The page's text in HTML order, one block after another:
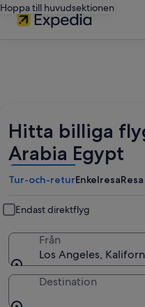
Hoppa till huvudsektionen
Hitta billiga
Arabia Egypt
Tur-och-returEnkelresa
Endast direktflyg
Från
Los Angeles,
Destination